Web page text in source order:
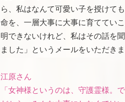
ら、私はなんて可愛い子を授けて
命を、一層大事に大事に育ててい
明できないけれど、私はその話を
ました」というメールをいただきま
江原さん
「女神様というのは、守護霊様。